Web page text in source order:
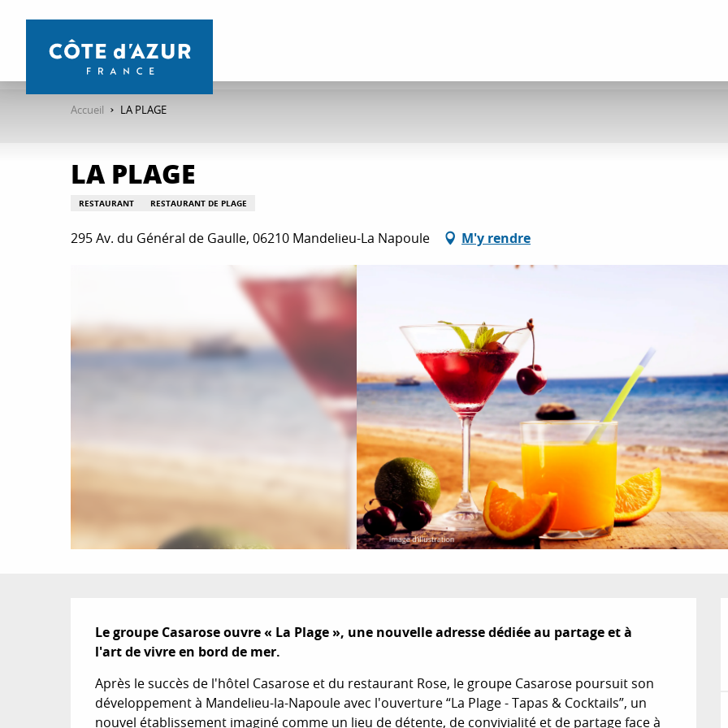
contenu
Accueil LA PLAGE
LA PLAGE
RESTAURANT RESTAURANT DE PLAGE
295 Av. du Général de Gaulle, 06210 Mandelieu-La Napoule M'y rendre
Description
Le groupe Casarose ouvre « La Plage », une nouvelle adresse dédiée au partage et à
l'art de vivre en bord de mer.
Après le succès de l'hôtel Casarose et du restaurant Rose, le groupe Casarose poursuit son
développement à Mandelieu-la-Napoule avec l'ouverture “La Plage - Tapas & Cocktails”, un
nouvel établissement imaginé comme un lieu de détente, de convivialité et de partage face à